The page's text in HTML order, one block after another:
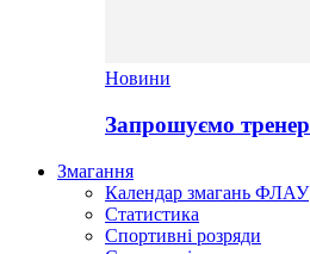
Новини
Запрошуємо
Змагання
Календар змагань ФЛАУ
Статистика
Спортивні розряди